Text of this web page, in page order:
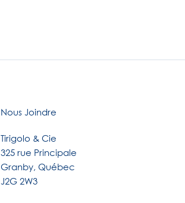
Nous Joindre
Tirigolo & Cie
325 rue Principale
Granby, Québec
J2G 2W3